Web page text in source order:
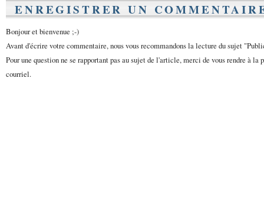
ENREGISTRER UN
Bonjour et bienvenue ;-)
Avant d'écrire votre commentaire, nous vous recommandons la lecture du sujet
Pour une question ne se rapportant pas au sujet de l'article, merci de vous rendre à la
courriel.